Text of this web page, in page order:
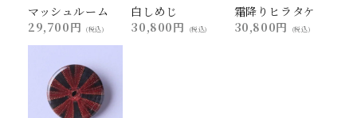
マッシュルーム
29,700円
(税込)
白しめじ
30,800円
(税込)
霜降りヒラタケ
30,800円
(税込)